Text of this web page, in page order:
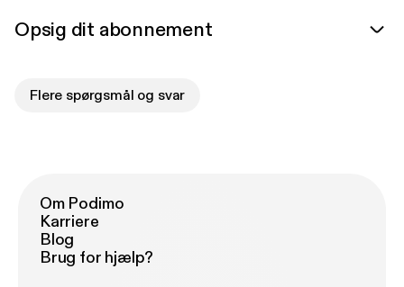
Opsig dit abonnement
Flere spørgsmål og svar
Om Podimo
Karriere
Blog
Brug for hjælp?